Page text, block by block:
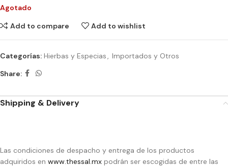
Agotado
Add to compare
Add to wishlist
Categorías: Hierbas y Especias, Importados y Otros
Share:
Shipping & Delivery
Las condiciones de despacho y entrega de los productos
adquiridos en www.thessal.mx podrán ser escogidas de entre las